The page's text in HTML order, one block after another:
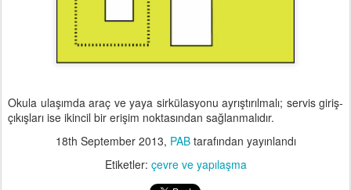
Okula ulaşımda araç ve yaya sirkülasyonu ayrıştırılmalı; servis giriş-
çıkışları ise ikincil bir erişim noktasından sağlanmalıdır.
18th September 2013, PABtarafından yayınlandı
Etiketler: çevre ve yapılaşma